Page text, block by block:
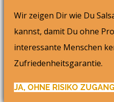
Wir zeigen Dir wie Du
kannst, damit Du ohne
interessante Menschen
Zufriedenheitsgarantie.
JA, OHNE RISIKO